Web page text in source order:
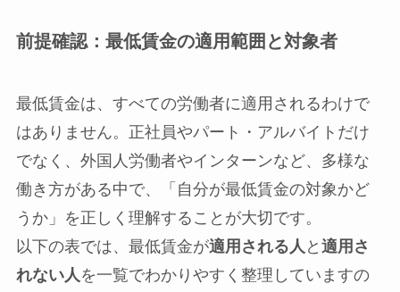
前提確認：最低賃金の適用範囲と対象者
最低賃金は、すべての労働者に適用されるわけで
はありません。正社員やパート・アルバイトだけ
でなく、外国人労働者やインターンなど、多様な
働き方がある中で、「自分が最低賃金の対象かど
うか」を正しく理解することが大切です。
以下の表では、最低賃金が適用される人 と 適用さ
れない人 を一覧でわかりやすく整理していますの